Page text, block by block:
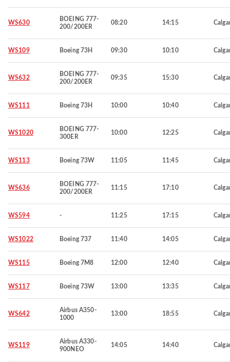
WS630
BOEING 777-
200/200ER
08:20 14:15
WS109 Boeing 73H 09:30 10:10
WS632
BOEING 777-
200/200ER
09:35 15:30
WS111 Boeing 73H 10:00 10:40
WS1020
BOEING 777-
300ER
10:00 12:25
WS113 Boeing 73W 11:05 11:45
WS636
BOEING 777-
200/200ER
11:15 17:10
WS594 - 11:25 17:15
WS1022 Boeing 737 11:40 14:05
WS115 Boeing 7M8 12:00 12:40
WS117 Boeing 73W 13:00 13:35
WS642
Airbus A350-
1000
13:00 18:55
WS119
Airbus A330-
900NEO
14:05 14:40